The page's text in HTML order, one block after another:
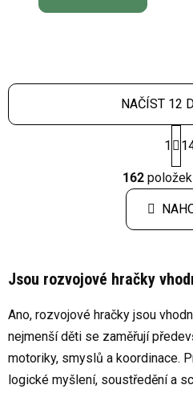
O
v
l
á
d
í
p
r
v
k
y
NAČÍST 12
t
r
á
n
k
í
1
162
Jsou rozvojové hračky
Ano, rozvojové hračky jsou
nejmenší děti se zaměřují
motoriky, smyslů a koordinace.
logické myšlení, soustředění a